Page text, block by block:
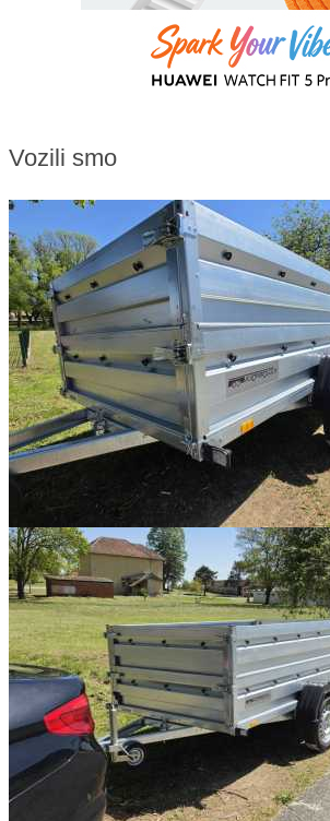
Vozili smo